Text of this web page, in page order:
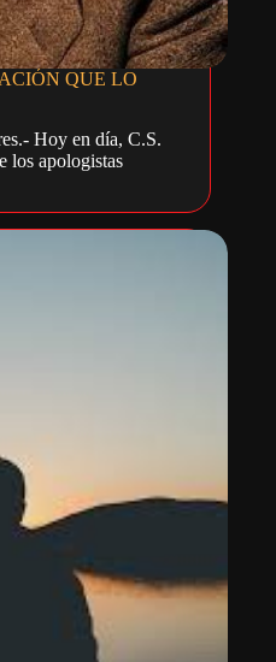
QUE LO
Hoy en día, C.S.
los apologistas